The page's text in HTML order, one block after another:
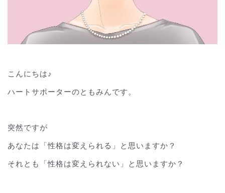
こんにちは♪
ハートサポーターのともみんです。
突然ですが
あなたは「性格は変えられる」と思いますか？
それとも「性格は変えられない」と思いますか？